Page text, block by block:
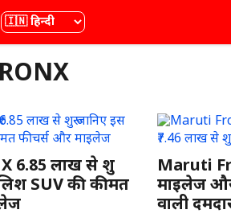
भाषा
₹6.85 लाख से शुरू
SUV की कीमत
Maruti
माइलेज
वाली